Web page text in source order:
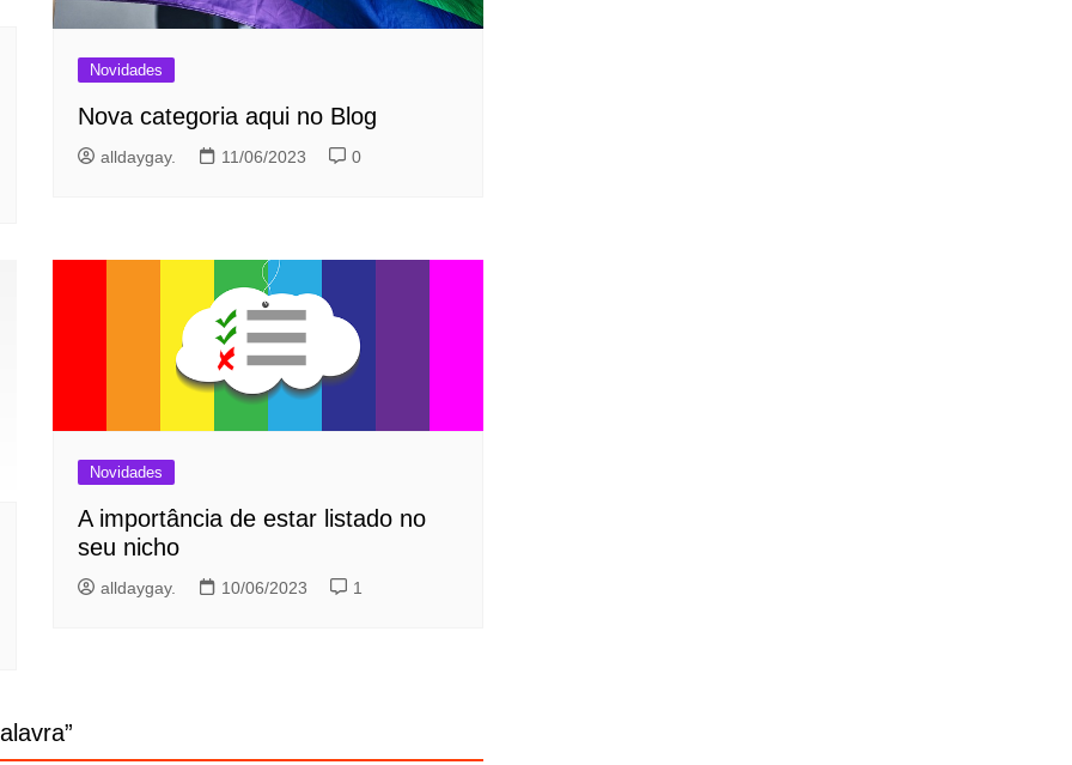
Novidades
Nova categoria aqui no Blog
alldaygay. 11/06/2023 0
Novidades
A importância de estar listado no
seu nicho
alldaygay. 10/06/2023 1
”